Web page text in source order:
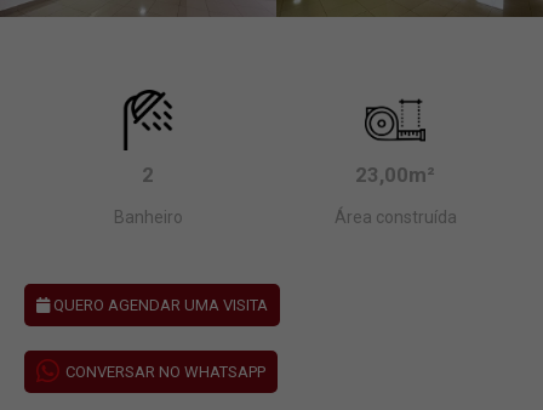
2
Banheiro
23,00m²
Área construída
QUERO AGENDAR UMA VISITA
CONVERSAR NO WHATSAPP